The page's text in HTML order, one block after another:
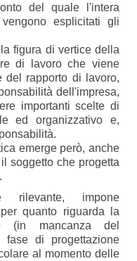
del quale l'intera
esplicitati gli
figura di vertice della
di lavoro che viene
del rapporto di lavoro,
dell'impresa,
importanti scelte di
ed organizzativo e,
emerge però, anche
soggetto che progetta
rilevante, impone
quanto riguarda la
(in mancanza del
di progettazione
al momento delle